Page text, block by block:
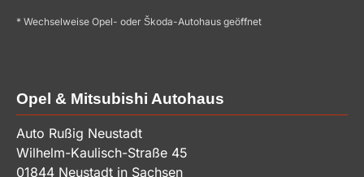
* Wechselweise Opel- oder Škoda-Autohaus geöffnet
Opel & Mitsubishi Autohaus
Auto Rußig Neustadt
Wilhelm-Kaulisch-Straße 45
01844 Neustadt in Sachsen